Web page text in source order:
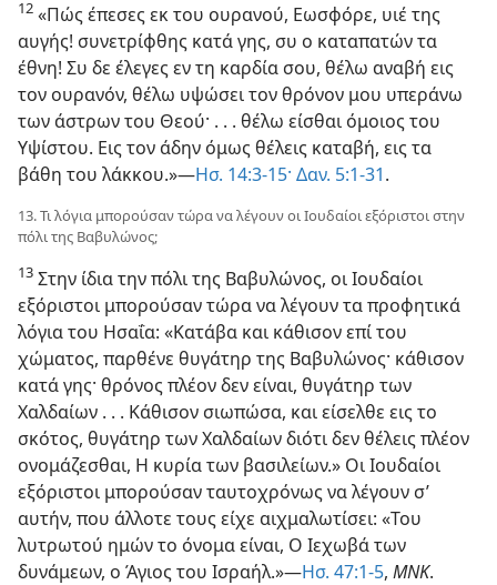
12 «Πώς έπεσες εκ του ουρανού, Εωσφόρε, υιέ της
αυγής! συνετρίφθης κατά γης, συ ο καταπατών τα
έθνη! Συ δε έλεγες εν τη καρδία σου, θέλω αναβή εις
τον ουρανόν, θέλω υψώσει τον θρόνον μου υπεράνω
των άστρων του Θεού· . . . θέλω είσθαι όμοιος του
Υψίστου. Εις τον άδην όμως θέλεις καταβή, εις τα
βάθη του λάκκου.»​—Ησ. 14:3-15· Δαν. 5:1-31.
13. Τι λόγια μπορούσαν τώρα να λέγουν οι Ιουδαίοι εξόριστοι στην
πόλι της Βαβυλώνος;
13 Στην ίδια την πόλι της Βαβυλώνος, οι Ιουδαίοι
εξόριστοι μπορούσαν τώρα να λέγουν τα προφητικά
λόγια του Ησαΐα: «Κατάβα και κάθισον επί του
χώματος, παρθένε θυγάτηρ της Βαβυλώνος· κάθισον
κατά γης· θρόνος πλέον δεν είναι, θυγάτηρ των
Χαλδαίων . . . Κάθισον σιωπώσα, και είσελθε εις το
σκότος, θυγάτηρ των Χαλδαίων διότι δεν θέλεις πλέον
ονομάζεσθαι, Η κυρία των βασιλείων.» Οι Ιουδαίοι
εξόριστοι μπορούσαν ταυτοχρόνως να λέγουν σ’
αυτήν, που άλλοτε τους είχε αιχμαλωτίσει: «Του
λυτρωτού ημών το όνομα είναι, Ο Ιεχωβά των
δυνάμεων, ο Άγιος του Ισραήλ.»​—Ησ. 47:1-5, ΜΝΚ.